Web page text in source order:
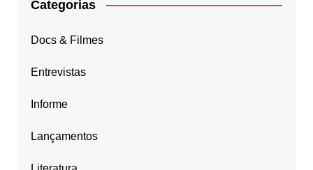
Categorias
Docs & Filmes
Entrevistas
Informe
Lançamentos